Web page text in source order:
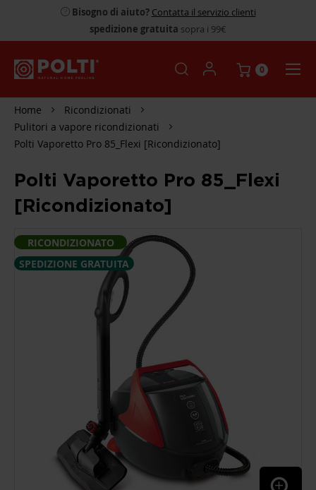
Bisogno di aiuto? Contatta il servizio clienti
spedizione gratuita sopra i 99€
0
Home
Ricondizionati
Pulitori a vapore ricondizionati
Polti Vaporetto Pro 85_Flexi [Ricondizionato]
Polti Vaporetto Pro 85_Flexi
[Ricondizionato]
SKIP
TO
THE
END
RICONDIZIONATO
SPEDIZIONE GRATUITA